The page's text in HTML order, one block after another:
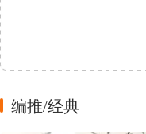
编推/经典